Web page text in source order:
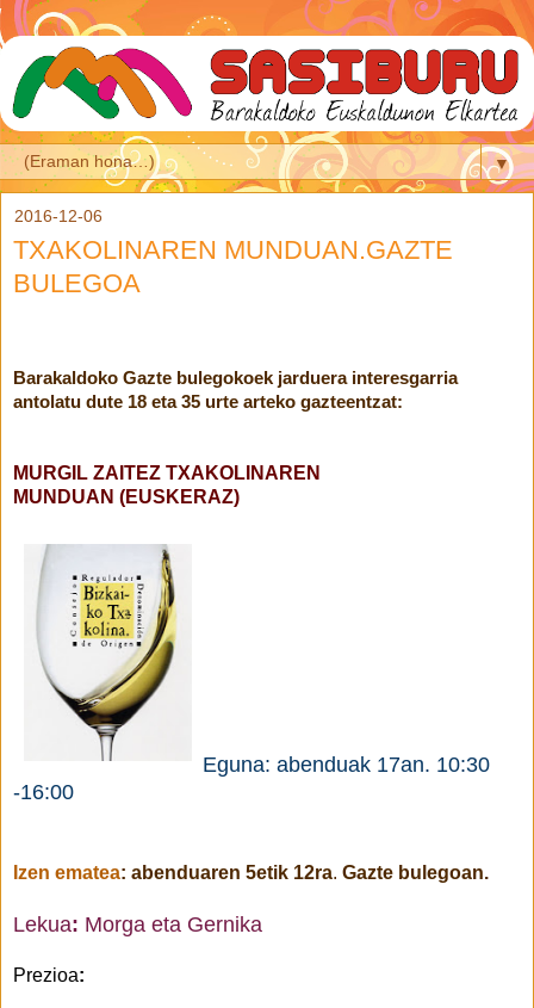
▼
2016-12-06
TXAKOLINAREN MUNDUAN.GAZTE
BULEGOA
Barakaldoko Gazte bulegokoek jarduera interesgarria
antolatu dute 18 eta 35 urte arteko gazteentzat:
MURGIL ZAITEZ TXAKOLINAREN
MUNDUAN (EUSKERAZ)
Eguna: abenduak 17an. 10:30
-16:00
Izen ematea: abenduaren 5etik 12ra. Gazte bulegoan.
Lekua: Morga eta Gernika
Prezioa: